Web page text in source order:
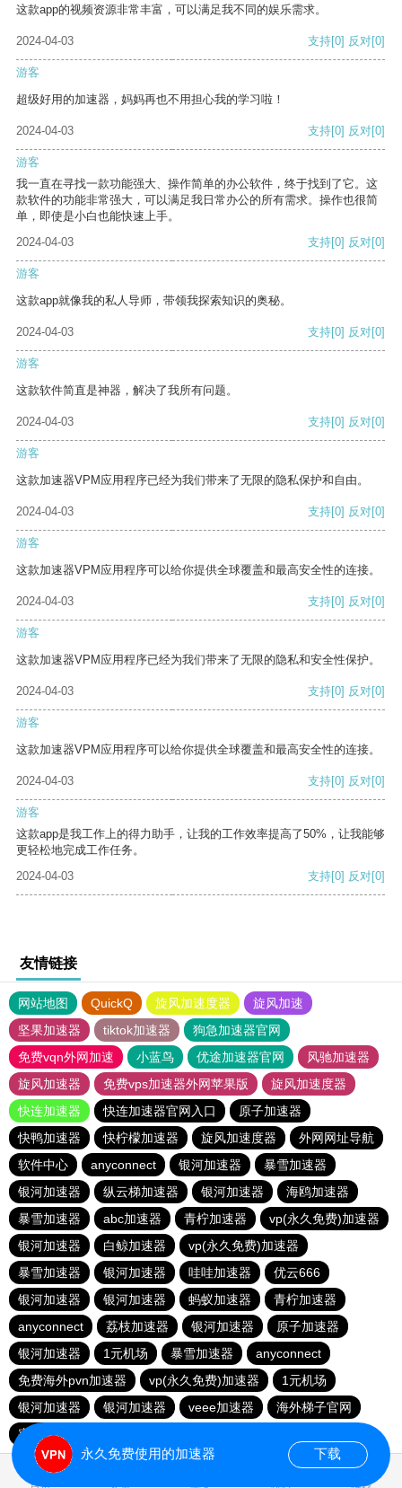
这款app的视频资源非常丰富，可以满足我不同的娱乐需求。
2024-04-03 支持[0] 反对[0]
游客
超级好用的加速器，妈妈再也不用担心我的学习啦！
2024-04-03 支持[0] 反对[0]
游客
我一直在寻找一款功能强大、操作简单的办公软件，终于找到了它。这
款软件的功能非常强大，可以满足我日常办公的所有需求。操作也很简
单，即使是小白也能快速上手。
2024-04-03
支持[0] 反对[0]
游客
这款app就像我的私人导师，带领我探索知识的奥秘。
2024-04-03 支持[0] 反对[0]
游客
这款软件简直是神器，解决了我所有问题。
2024-04-03 支持[0] 反对[0]
游客
这款加速器VPM应用程序已经为我们带来了无限的隐私保护和自由。
2024-04-03 支持[0] 反对[0]
游客
这款加速器VPM应用程序可以给你提供全球覆盖和最高安全性的连接。
2024-04-03 支持[0] 反对[0]
游客
这款加速器VPM应用程序已经为我们带来了无限的隐私和安全性保护。
2024-04-03 支持[0] 反对[0]
游客
这款加速器VPM应用程序可以给你提供全球覆盖和最高安全性的连接。
2024-04-03 支持[0] 反对[0]
游客
这款app是我工作上的得力助手，让我的工作效率提高了50%，让我能够
更轻松地完成工作任务。
2024-04-03
支持[0] 反对[0]
友情链接
网站地图 QuickQ 旋风加速度器
旋风加速
坚果加速器
tiktok加速器
狗急加速器官网
免费vqn外网加速
小蓝鸟 优途加速器官网
风驰加速器
旋风加速器
免费vps加速器外网苹果版
旋风加速度器
快连加速器
快连加速器官网入口
原子加速器
快鸭加速器
快柠檬加速器 旋风加速度器
外网网址导航
软件中心
anyconnect 银河加速器
暴雪加速器
银河加速器
纵云梯加速器 银河加速器
海鸥加速器
暴雪加速器
abc加速器 青柠加速器
vp(永久免费)加速器
银河加速器
白鲸加速器
vp(永久免费)加速器
暴雪加速器
银河加速器 哇哇加速器
优云666
银河加速器
银河加速器 蚂蚁加速器
青柠加速器
anyconnect
荔枝加速器 银河加速器
原子加速器
银河加速器
1元机场 暴雪加速器
anyconnect
免费海外pvn加速器
vp(永久免费)加速器
1元机场
银河加速器
银河加速器 veee加速器
海外梯子官网
蜜蜂加速器
永久免费使用的加速器 下载